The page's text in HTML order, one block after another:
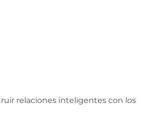
relaciones inteligentes con los